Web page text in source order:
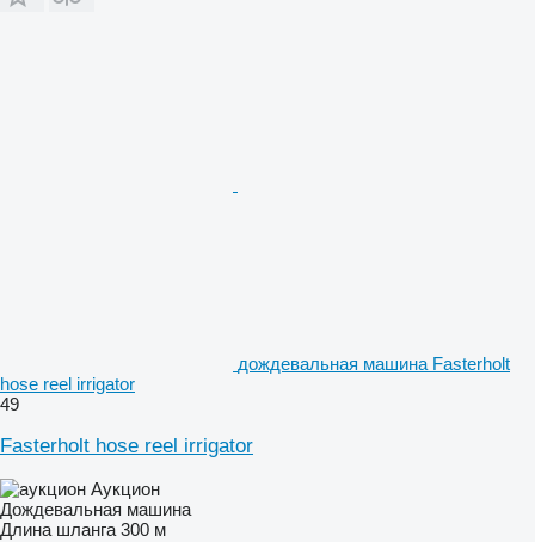
дождевальная машина Fasterholt
hose reel irrigator
49
Fasterholt hose reel irrigator
Аукцион
Дождевальная машина
Длина шланга 300 м